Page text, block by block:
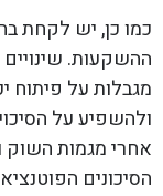
כמו כן, יש לקחת
ההשקעות. שינויים
מגבלות על פיתוח
ולהשפיע על
אחרי מגמות השוק
הסיכונים